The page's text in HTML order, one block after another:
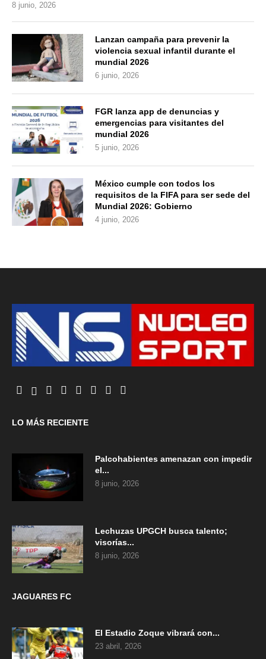
8 junio, 2026
Lanzan campaña para prevenir la
violencia sexual infantil durante el
mundial 2026
6 junio, 2026
FGR lanza app de denuncias y
emergencias para visitantes del
mundial 2026
5 junio, 2026
México cumple con todos los
requisitos de la FIFA para ser sede del
Mundial 2026: Gobierno
4 junio, 2026
LO MÁS RECIENTE
Palcohabientes amenazan con impedir
el...
8 junio, 2026
Lechuzas UPGCH busca talento;
visorías...
8 junio, 2026
JAGUARES FC
El Estadio Zoque vibrará con...
23 abril, 2026